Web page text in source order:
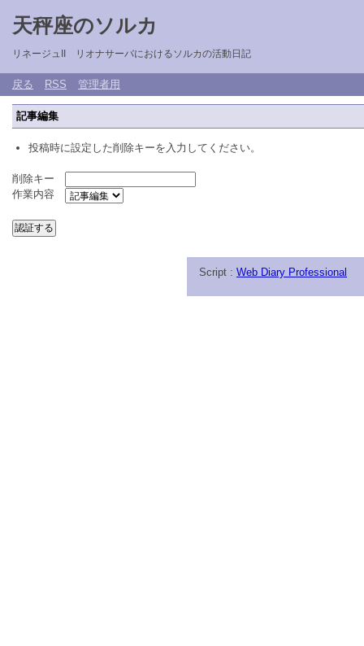
天秤座のソルカ
リネージュII リオナサーバにおけるソルカの活動日記
戻る RSS 管理者用
記事編集
投稿時に設定した削除キーを入力してください。
削除キー
作業内容
Script : Web Diary Professional